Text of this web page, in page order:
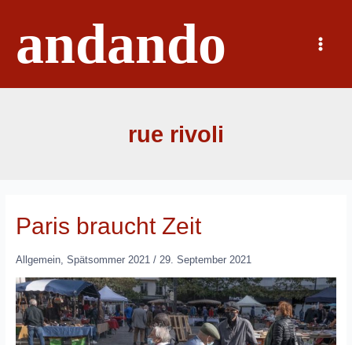
springenandando
Main
Menu
rue rivoli
Paris braucht Zeit
Allgemein, Spätsommer 2021/ 29. September 2021